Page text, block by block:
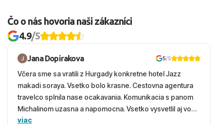
Čo o nás hovoria naši zákazníci
4.9/5
Jana Dopirakova 5/5
Včera sme sa vratili z Hurgady konkretne hotel Jazz
makadi soraya. Vsetko bolo krasne. Cestovna agentura
travelco splnila nase ocakavania. Komunikacia s panom
Michalinom uzasna a napomocna. Vsetko vysvetlil aj vo
vecernych hodinach zaco sa ospravedlnujem. Hotel
viac